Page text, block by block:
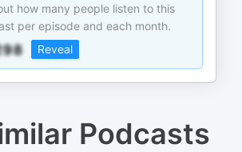
how many people listen to this
per episode and each month.
Reveal
Podcasts